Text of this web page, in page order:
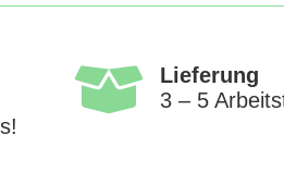

Lieferung
3 – 5